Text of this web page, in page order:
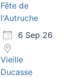
Fête de
l'Autruche
6 Sep 26
Vieille
Ducasse